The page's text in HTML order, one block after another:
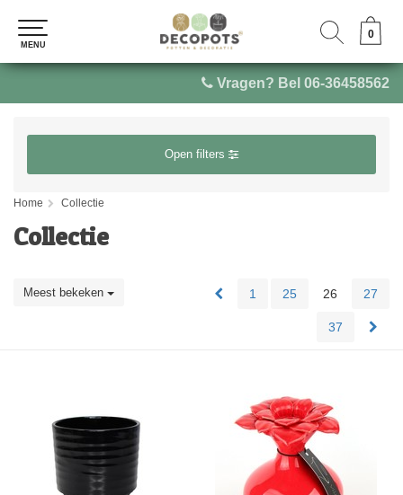
Vragen? Bel 06-36458562
0
MENU
0
MENU
Open filters
Home Collectie
Collectie
Meest bekeken 1 25 26 27
37